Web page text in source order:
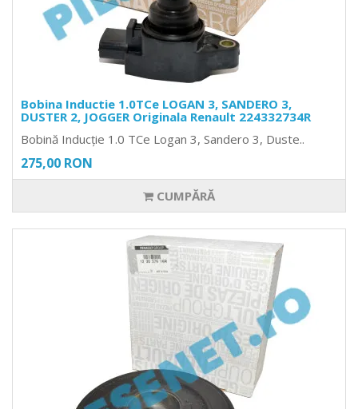
Bobina Inductie 1.0TCe LOGAN 3, SANDERO 3,
DUSTER 2, JOGGER Originala Renault 224332734R
Bobină Inducție 1.0 TCe Logan 3, Sandero 3, Duste..
275,00 RON
CUMPĂRĂ